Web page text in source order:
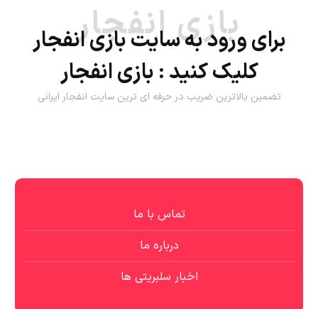
بازی انفجار
برای ورود به سایت بازی انفجار
کلیک کنید : بازی انفجار
تضمین بالاترین ضریب در حرفه ای ترین سایت انفجار ایرانی
تماس با ما
درباره ما
اخبار سلبریتی ها